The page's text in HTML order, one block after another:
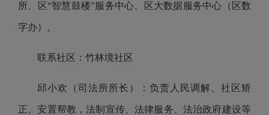
所、区“智慧鼓楼”服务中心、区大数据服务中心（区数
字办）。
联系社区：竹林境社区
邱小欢（司法所所长）：负责人民调解、社区矫
正、安置帮教，法制宣传、法律服务、法治政府建设等